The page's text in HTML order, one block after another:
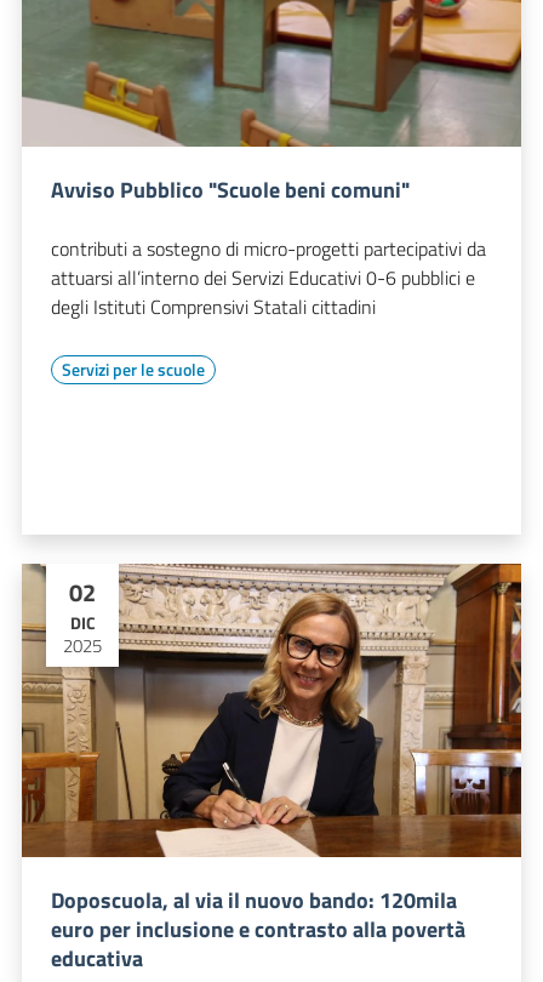
Avviso Pubblico "Scuole beni comuni"
contributi a sostegno di micro-progetti partecipativi da
attuarsi all’interno dei Servizi Educativi 0-6 pubblici e
degli Istituti Comprensivi Statali cittadini
Servizi per le scuole
02
DIC
2025
Doposcuola, al via il nuovo bando: 120mila
euro per inclusione e contrasto alla povertà
educativa